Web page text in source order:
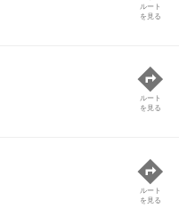
ルート
を見る
ルート
を見る
ルート
を見る